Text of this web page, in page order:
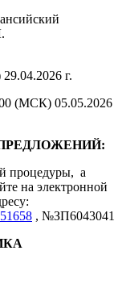
г.
(МСК) 05.05.2026
процедуры, а
на электронной
, №ЗП6043041